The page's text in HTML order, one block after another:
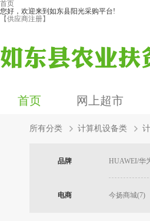
首页
您好，欢迎来到如东县阳光采购平台!
【供应商注册】
首页 网上超市
所有分类 计算机设备类
品牌 HUAWEI/华
电商 今扬商城(7)